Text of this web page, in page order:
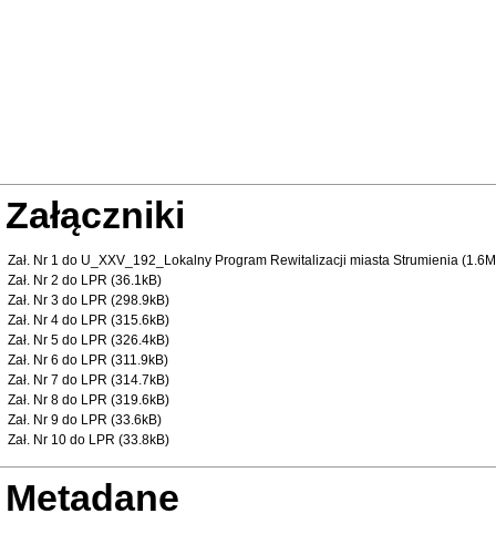
Załączniki
Zał. Nr 1 do U_XXV_192_Lokalny Program Rewitalizacji miasta Strumienia
Zał. Nr 2 do LPR (36.1kB)
Zał. Nr 3 do LPR (298.9kB)
Zał. Nr 4 do LPR (315.6kB)
Zał. Nr 5 do LPR (326.4kB)
Zał. Nr 6 do LPR (311.9kB)
Zał. Nr 7 do LPR (314.7kB)
Zał. Nr 8 do LPR (319.6kB)
Zał. Nr 9 do LPR (33.6kB)
Zał. Nr 10 do LPR (33.8kB)
Metadane